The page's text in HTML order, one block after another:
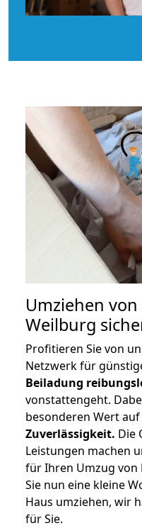
Umziehen von
Weilburg
Profitieren Sie von
Netzwerk für
Beiladung
vonstattengeht.
besonderen Wert auf
Zuverlässigkeit. Die
Leistungen machen
für Ihren Umzug von
Sie nun eine kleine
Haus umziehen, wir
für Sie.